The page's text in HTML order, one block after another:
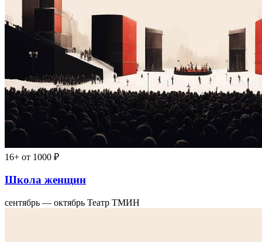
16+ от 1000 ₽
Школа женщин
сентябрь — октябрь Театр ТМИН